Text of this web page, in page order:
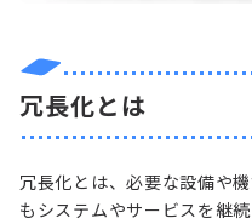
冗長化とは
冗長化とは、必要な設備や
もシステムやサービスを継